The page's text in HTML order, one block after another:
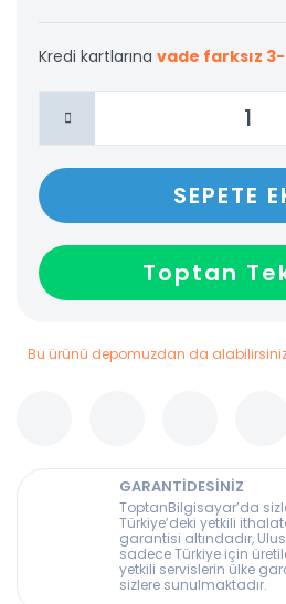
Kredi kartlarına vade farksız
SEPETE
Toptan
Bu ürünü depomuzdan da
GARANTİDESİNİZ
ToptanBilgisayar’da
Türkiye’deki yetkili
garantisi altındadır,
sadece Türkiye için
yetkili servislerin ülke
sizlere sunulmaktadır.